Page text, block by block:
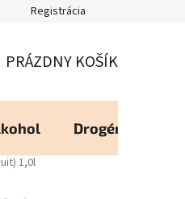
Zásady používania Cookies
Registrácia
PRÁZDNY KOŠÍK
Drogéria
1,0l